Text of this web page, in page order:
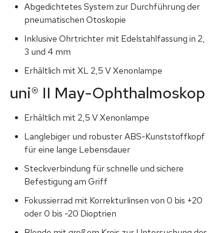
Abgedichtetes System zur Durchführung der
pneumatischen Otoskopie
Inklusive Ohrtrichter mit Edelstahlfassung in 2,
3 und 4 mm
Erhältlich mit XL 2,5 V Xenonlampe
uni® II May-Ophthalmoskop
Erhältlich mit 2,5 V Xenonlampe
Langlebiger und robuster ABS-Kunststoffkopf
für eine lange Lebensdauer
Steckverbindung für schnelle und sichere
Befestigung am Griff
Fokussierrad mit Korrekturlinsen von 0 bis +20
oder 0 bis -20 Dioptrien